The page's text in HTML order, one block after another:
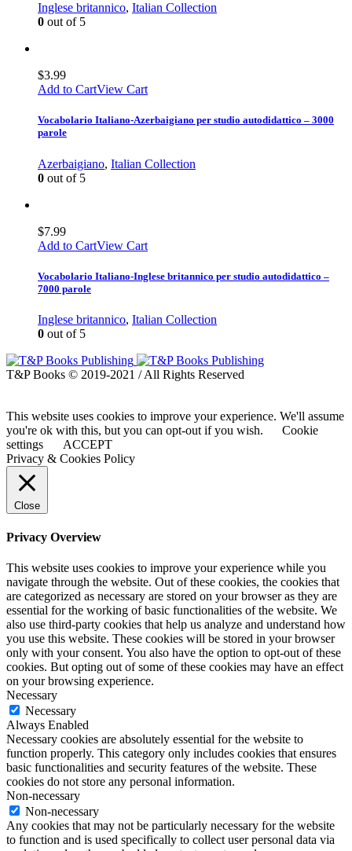
Inglese britannico, Italian Collection
0 out of 5
$3.99
Add to CartView Cart
Vocabolario Italiano-Azerbaigiano per studio autodidattico – 3000
parole
Azerbaigiano, Italian Collection
0 out of 5
$7.99
Add to CartView Cart
Vocabolario Italiano-Inglese britannico per studio autodidattico –
7000 parole
Inglese britannico, Italian Collection
0 out of 5
T&P Books © 2019-2021 / All Rights Reserved
This website uses cookies to improve your experience. We'll assume
you're ok with this, but you can opt-out if you wish.
Cookie
settings
ACCEPT
Privacy & Cookies Policy
Close
Privacy Overview
This website uses cookies to improve your experience while you
navigate through the website. Out of these cookies, the cookies that
are categorized as necessary are stored on your browser as they are
essential for the working of basic functionalities of the website. We
also use third-party cookies that help us analyze and understand how
you use this website. These cookies will be stored in your browser
only with your consent. You also have the option to opt-out of these
cookies. But opting out of some of these cookies may have an effect
on your browsing experience.
Necessary
Necessary
Always Enabled
Necessary cookies are absolutely essential for the website to
function properly. This category only includes cookies that ensures
basic functionalities and security features of the website. These
cookies do not store any personal information.
Non-necessary
Non-necessary
Any cookies that may not be particularly necessary for the website
to function and is used specifically to collect user personal data via